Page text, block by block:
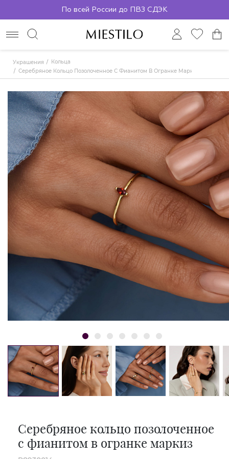
По всей России до ПВЗ СДЭК
Украшения
Кольца
Серебряное Кольцо Позолоченное С Фианитом В Огранке Маркиз
Серебряное кольцо позолоченное
с фианитом в огранке маркиз